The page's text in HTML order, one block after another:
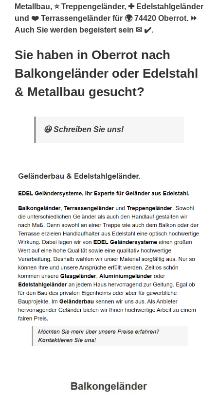
Metallbau, ⭐ Treppengeländer, ✚ Edelstahlgeländer
und ❤️ Terrassengeländer für 🌍 74420 Oberrot. ⏩
Auch Sie werden begeistert sein ✉ ✔️.
Sie haben in Oberrot nach
Balkongeländer oder Edelstahl
& Metallbau gesucht?
😃 Schreiben Sie uns!